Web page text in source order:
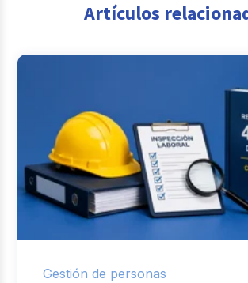
Artículos
Gestión de personas